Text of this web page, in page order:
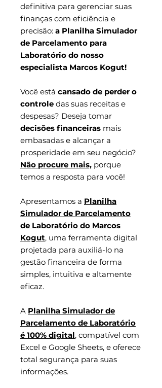
definitiva para gerenciar suas
finanças com eficiência e
precisão: a Planilha Simulador
de Parcelamento para
Laboratório do nosso
especialista Marcos Kogut!
Você está cansado de perder o
controle das suas receitas e
despesas? Deseja tomar
decisões financeiras mais
embasadas e alcançar a
prosperidade em seu negócio?
Não procure mais, porque
temos a resposta para você!
Apresentamos a Planilha
Simulador de Parcelamento
de Laboratório do Marcos
Kogut, uma ferramenta digital
projetada para auxiliá-lo na
gestão financeira de forma
simples, intuitiva e altamente
eficaz.
A Planilha Simulador de
Parcelamento de Laboratório
é 100% digital, compatível com
Excel e Google Sheets, e oferece
total segurança para suas
informações.